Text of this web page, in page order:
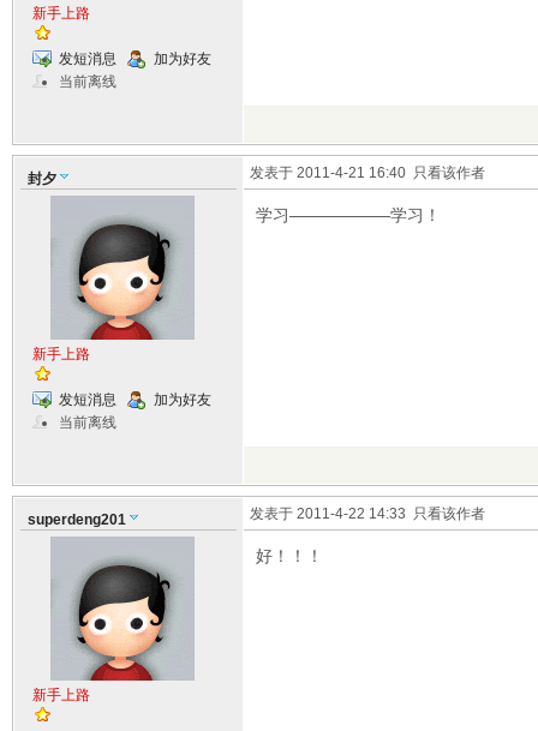
新手上路
发短消息
加为好友
当前离线
封夕
新手上路
发短消息
加为好友
当前离线
发表于 2011-4-21 16:40 只看该作者
学习——————学习！
superdeng201
新手上路
发表于 2011-4-22 14:33 只看该作者
好！！！